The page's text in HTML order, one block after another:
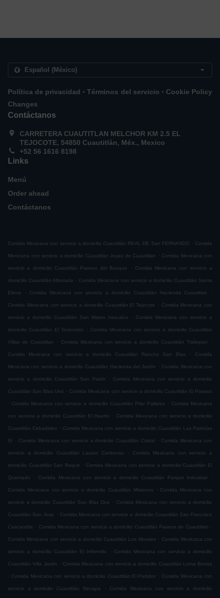
Política de privacidad . Términos del servicio . Cookie Policy
Changes
Contáctanos
CARRETERA CUAUTITLAN MELCHOR KM 2.5 EL
TEJOCOTE, 54850 Cuautitlán, Méx., Mexico
+52 56 1616 8198
Links
Menú
Order ahead
Contáctanos
Comida Mexicana con servicio a domicilio Cuautitlán REAL DE San FERNANDO . Comida
Mexicana con servicio a domicilio Cuautitlán Joyas de Cuautitlan . Comida Mexicana con
servicio a domicilio Cuautitlán Paseos del Bosque . Comida Mexicana con servicio a
domicilio Cuautitlán Alborada . Comida Mexicana con servicio a domicilio Cuautitlán Santa
Elena . Comida Mexicana con servicio a domicilio Cuautitlán Hacienda Cuautitlan .
Comida Mexicana con servicio a domicilio Cuautitlán El Tejocote . Comida Mexicana con
servicio a domicilio Cuautitlán San Mateo Ixtacalco . Comida Mexicana con servicio a
domicilio Cuautitlán El Terremoto . Comida Mexicana con servicio a domicilio Cuautitlán
Villas de Cuautitlan . Comida Mexicana con servicio a domicilio Cuautitlán Tlaltepan .
Comida Mexicana con servicio a domicilio Cuautitlán Rancho San Blas . Comida
Mexicana con servicio a domicilio Cuautitlán Hacienda del Jardín . Comida Mexicana con
servicio a domicilio Cuautitlán San Pablo . Comida Mexicana con servicio a domicilio
Cuautitlán San Blas Uno . Comida Mexicana con servicio a domicilio Cuautitlán El Paraiso
. Comida Mexicana con servicio a domicilio Cuautitlán Pilar Pallares . Comida Mexicana
con servicio a domicilio Cuautitlán El Huerto . Comida Mexicana con servicio a domicilio
Cuautitlán Cebadales . Comida Mexicana con servicio a domicilio Cuautitlán Las Patricias
III . Comida Mexicana con servicio a domicilio Cuautitlán Cristal . Comida Mexicana con
servicio a domicilio Cuautitlán Lazaro Cardenas . Comida Mexicana con servicio a
domicilio Cuautitlán San Roque . Comida Mexicana con servicio a domicilio Cuautitlán El
Quemado . Comida Mexicana con servicio a domicilio Cuautitlán Parque Industrial .
Comida Mexicana con servicio a domicilio Cuautitlán Misiones . Comida Mexicana con
servicio a domicilio Cuautitlán San Blas Dos . Comida Mexicana con servicio a domicilio
Cuautitlán San Jose . Comida Mexicana con servicio a domicilio Cuautitlán San Francisco
Cascantitla . Comida Mexicana con servicio a domicilio Cuautitlán Paseos de Cuautitlan .
Comida Mexicana con servicio a domicilio Cuautitlán Los Morales . Comida Mexicana con
servicio a domicilio Cuautitlán El Infiernillo . Comida Mexicana con servicio a domicilio
Cuautitlán Villa Jardin . Comida Mexicana con servicio a domicilio Cuautitlán Loma Bonita
. Comida Mexicana con servicio a domicilio Cuautitlán El Partidor . Comida Mexicana con
servicio a domicilio Cuautitlán Necapa .
Comida Mexicana con servicio a domicilio